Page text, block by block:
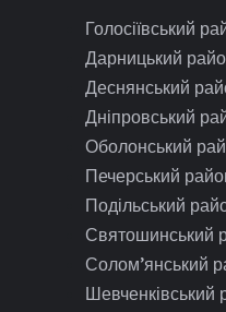
Голосіївський
Дарницький
Деснянський
Дніпровський
Оболонський
Печерський
Подільський
Святошинський
Солом’янський
Шевченківський